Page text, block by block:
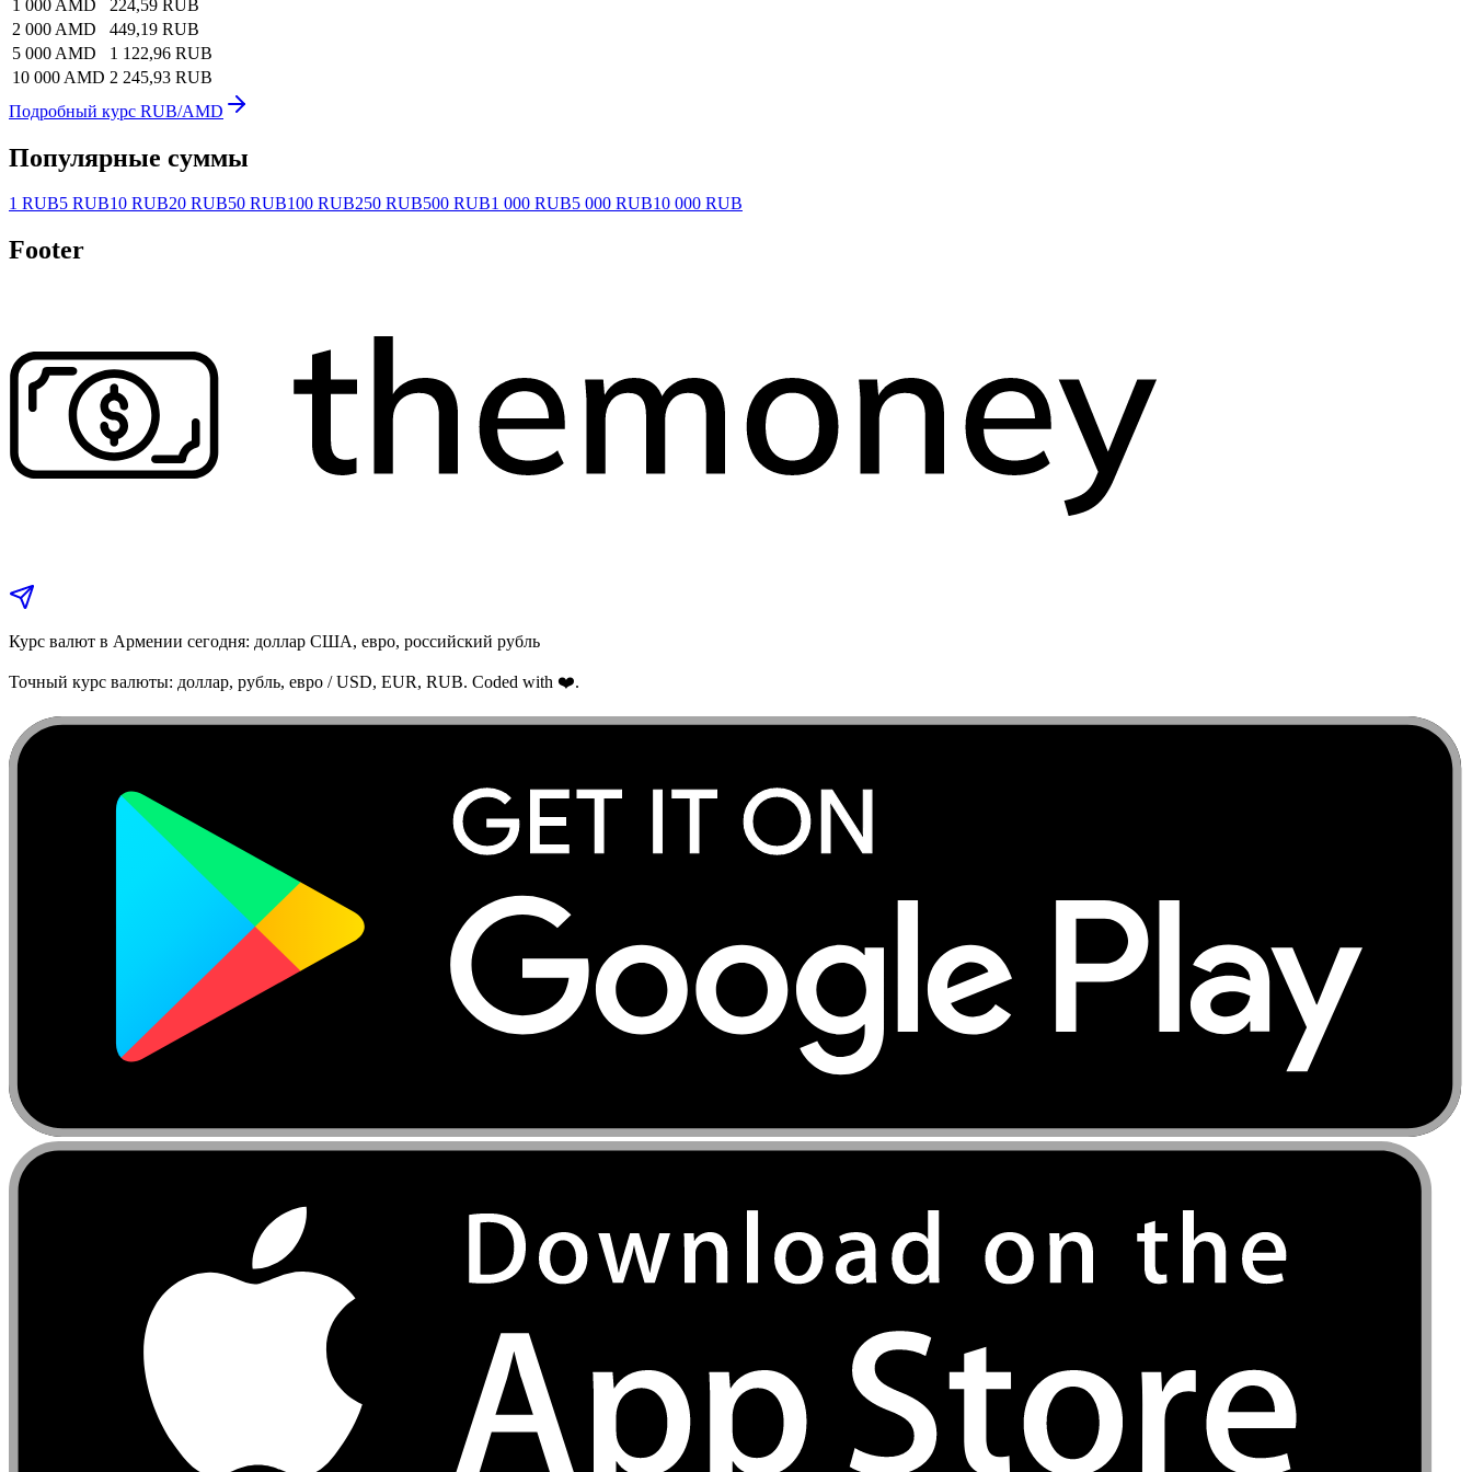
1 000 AMD
224,59 RUB
2 000 AMD
449,19 RUB
5 000 AMD
1 122,96 RUB
10 000 AMD 2 245,93 RUB
Подробный курс RUB/AMD
Популярные суммы
1 RUB5 RUB10 RUB20 RUB50 RUB100 RUB250 RUB500 RUB1 000 RUB5 000 RUB10 000 RUB
Footer
Курс валют в Армении сегодня: доллар США, евро, российский рубль
Точный курс валюты: доллар, рубль, евро / USD, EUR, RUB. Coded with ❤️.